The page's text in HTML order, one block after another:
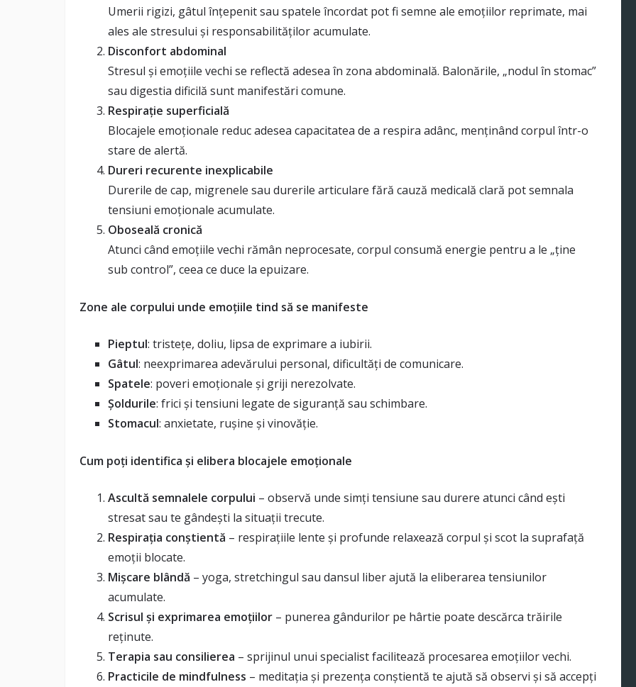
Umerii rigizi, gâtul înțepenit sau spatele încordat pot fi semne ale emoțiilor reprimate, mai
ales ale stresului și responsabilităților acumulate.
Disconfort abdominal
Stresul și emoțiile vechi se reflectă adesea în zona abdominală. Balonările, „nodul în stomac”
sau digestia dificilă sunt manifestări comune.
Respirație superficială
Blocajele emoționale reduc adesea capacitatea de a respira adânc, menținând corpul într-o
stare de alertă.
Dureri recurente inexplicabile
Durerile de cap, migrenele sau durerile articulare fără cauză medicală clară pot semnala
tensiuni emoționale acumulate.
Oboseală cronică
Atunci când emoțiile vechi rămân neprocesate, corpul consumă energie pentru a le „ține
sub control”, ceea ce duce la epuizare.
Zone ale corpului unde emoțiile tind să se manifeste
Pieptul: tristețe, doliu, lipsa de exprimare a iubirii.
Gâtul: neexprimarea adevărului personal, dificultăți de comunicare.
Spatele: poveri emoționale și griji nerezolvate.
Șoldurile: frici și tensiuni legate de siguranță sau schimbare.
Stomacul: anxietate, rușine și vinovăție.
Cum poți identifica și elibera blocajele emoționale
Ascultă semnalele corpului – observă unde simți tensiune sau durere atunci când ești
stresat sau te gândești la situații trecute.
Respirația conștientă – respirațiile lente și profunde relaxează corpul și scot la suprafață
emoții blocate.
Mișcare blândă – yoga, stretchingul sau dansul liber ajută la eliberarea tensiunilor
acumulate.
Scrisul și exprimarea emoțiilor – punerea gândurilor pe hârtie poate descărca trăirile
reținute.
Terapia sau consilierea – sprijinul unui specialist facilitează procesarea emoțiilor vechi.
Practicile de mindfulness – meditația și prezența conștientă te ajută să observi și să accepți